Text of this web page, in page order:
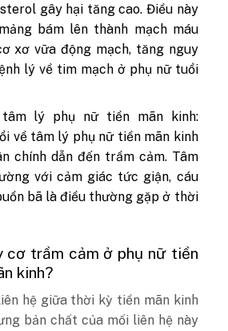
gây hại tăng cao. Điều này
bám lên thành mạch máu
xơ vữa động mạch, tăng nguy
lý về tim mạch ở phụ nữ tuổi
lý phụ nữ tiền mãn kinh:
về tâm lý phụ nữ tiền mãn kinh
chính dẫn đến trầm cảm. Tâm
với cảm giác tức giận, cáu
bã là điều thường gặp ở thời
cơ trầm cảm ở phụ nữ tiền
kinh?
hệ giữa thời kỳ tiền mãn kinh
bản chất của mối liên hệ này